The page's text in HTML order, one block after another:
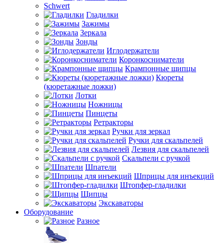
Schwert
Гладилки
Зажимы
Зеркала
Зонды
Иглодержатели
Коронкосниматели
Крампонные щипцы
Кюреты
(кюретажные ложки)
Лотки
Ножницы
Пинцеты
Ретракторы
Ручки для зеркал
Ручки для скальпелей
Лезвия для скальпелей
Скальпели с ручкой
Шпатели
Шприцы для инъекций
Штопфер-гладилки
Щипцы
Экскаваторы
Оборудование
Разное